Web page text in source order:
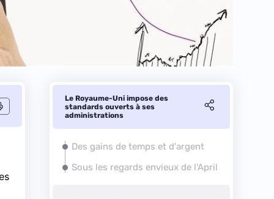
Le Royaume-Uni impose des
standards ouverts à ses
administrations
Des gains de temps et d'argent
Sous les regards envieux de l'April